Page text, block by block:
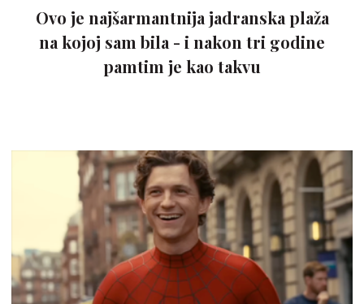
Ovo je najšarmantnija jadranska plaža
na kojoj sam bila - i nakon tri godine
pamtim je kao takvu